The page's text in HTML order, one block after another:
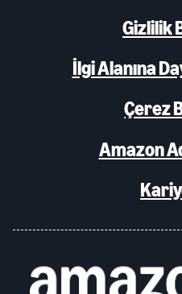
Gizlilik
İlgi Alanına
Çerez
Amazon